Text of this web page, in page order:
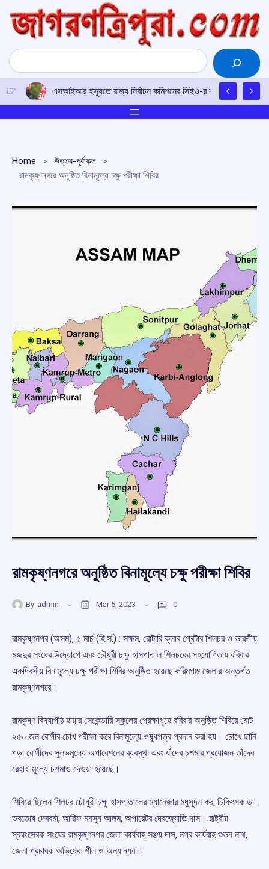
content
Search
এসআইআর ইস্যুতে রাজ্য নির্বাচন কমিশনের সিইও-র কাছে
Home
উত্তর-পূর্বাঞ্চল
রামকৃষ্ণনগরে অনুষ্ঠিত বিনামূল্যে চক্ষু পরীক্ষা শিবির
রামকৃষ্ণনগরে অনুষ্ঠিত বিনামূল্যে চক্ষু পরীক্ষা শিবির
By admin Mar 5, 2023 0
রামকৃষ্ণনগর (অসম), ৫ মার্চ (হি.স.) : সক্ষম, রোটারি ক্লাব গ্ৰেটার শিলচর ও ভারতীয়
মজদুর সংঘের উদ্যোগে এবং চৌধুরী চক্ষু হাসপাতাল শিলচরের সহযোগিতায় রবিবার
একদিবসীয় বিনামূল্যে চক্ষু পরীক্ষা শিবির অনুষ্ঠিত হয়েছে করিমগঞ্জ জেলার অন্তৰ্গত
রামকৃষ্ণনগরে।
রামকৃষ্ণ বিদ্যাপীঠ হায়ার সেকেন্ডারি স্কুলের প্রেক্ষাগৃহে রবিবার অনুষ্ঠিত শিবিরে মোট
২৫০ জন রোগীর চোখ পরীক্ষা করে বিনামূল্যে ওষুধপত্র প্রদান করা হয়। চোখে ছানি
পড়া রোগীদের সুলভমূল্যে অপারেশনের ব্যবস্থা এবং যাঁদের চশমার প্রয়োজন তাঁদের
রেহাই মূল্যে চশমাও দেওয়া হয়েছে।
শিবিরে ছিলেন শিলচর চৌধুরী চক্ষু হাসপাতালের ম্যানেজার মধুসূদন কর, চিকিৎসক ডা.
ভবতোষ দেববর্মা, আরিফ মনসুন আলম, অপারেটর দেবজ্যোতি দাস। রাষ্ট্রীয়
স্বয়ংসেবক সংঘের রামকৃষ্ণনগর জেলা কার্যবাহ সঞ্জয় দাস, নগর কার্যবাহ শুভন নাথ,
জেলা প্রচারক অভিষেক শীল ও অন্যান্যরা।